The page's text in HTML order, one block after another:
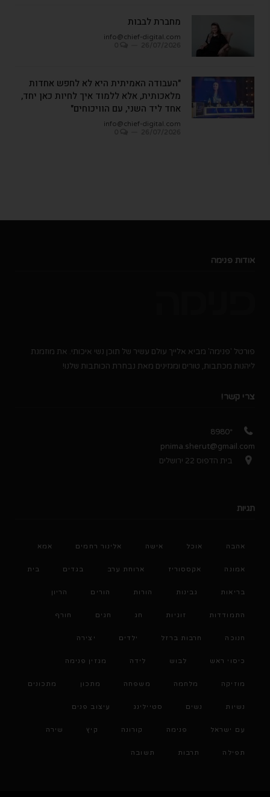
מחברת לבבות
info@chief-digital.com
"העבודה האמיתית היא לא לחפש אחדות
מלאכותית, אלא ללמוד איך לחיות כאן יחד,
אחד ליד השני, עם הוויכוחים"
info@chief-digital.com
אודות פנימה
פורטל 'פנימה' מביא אלייך עולם עשיר של תוכן נשי איכותי. את מוזמנת
ליהנות מכתבות, טורים ומגזינים מאת נבחרת הכותבות שלנו!
צרי קשר!
*8980
pnima.sherut@gmail.com
בית הדפוס 22 ירושלים
תגיות
אהבה אוכל אישה אלינור רחמים אמא
אמונה אקססוריז ארוחת ערב בגדים בית
בריאות גבינות הורות הורים הריון
התמודדות זוגיות חג חגים חורף
חנוכה חרבות ברזל ילדים יצירה
כיסוי ראש לבוש לידה מגזין פנימה
מוזיקה מלחמה משפחה מתכון מתכונים
נשיות נשים סטיילינג עיצוב פנים
עם ישראל פנימה קורונה קיץ שירה
תפילה תרבות תשובה